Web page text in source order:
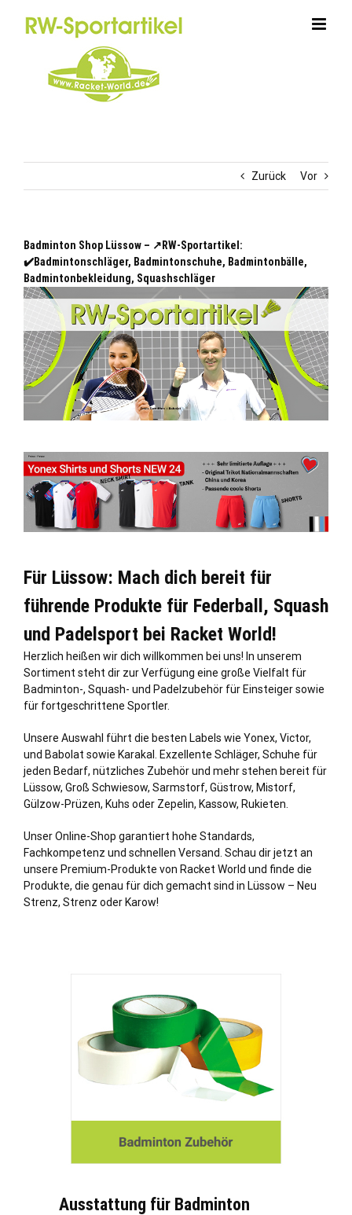
Zurück Vor
Badminton Shop Lüssow – ↗️RW-Sportartikel:
✔️Badmintonschläger, Badmintonschuhe, Badmintonbälle,
Badmintonbekleidung, Squashschläger
Für Lüssow: Mach dich bereit für
führende Produkte für Federball, Squash
und Padelsport bei Racket World!
Herzlich heißen wir dich willkommen bei uns! In unserem
Sortiment steht dir zur Verfügung eine große Vielfalt für
Badminton-, Squash- und Padelzubehör für Einsteiger sowie
für fortgeschrittene Sportler.
Unsere Auswahl führt die besten Labels wie Yonex, Victor,
und Babolat sowie Karakal. Exzellente Schläger, Schuhe für
jeden Bedarf, nützliches Zubehör und mehr stehen bereit für
Lüssow, Groß Schwiesow, Sarmstorf, Güstrow, Mistorf,
Gülzow-Prüzen, Kuhs oder Zepelin, Kassow, Rukieten.
Unser Online-Shop garantiert hohe Standards,
Fachkompetenz und schnellen Versand. Schau dir jetzt an
unsere Premium-Produkte von Racket World und finde die
Produkte, die genau für dich gemacht sind in Lüssow – Neu
Strenz, Strenz oder Karow!
Ausstattung für Badminton